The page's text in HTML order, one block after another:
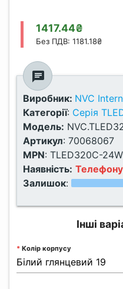
1417.44₴
Без ПДВ: 1181.18₴
chat
Виробник: NVC
Категорії: Серія
Модель:
Артикул:70068067
MPN:TLED320C-
Наявність:
Залишок:
Інші
Колір корпусу